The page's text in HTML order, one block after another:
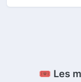
🎟️ Les